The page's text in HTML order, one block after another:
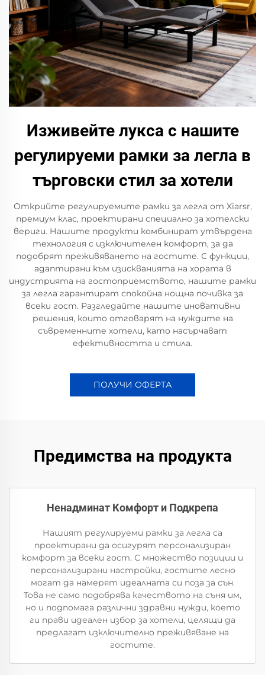
Изживейте лукса с нашите
регулируеми рамки за легла в
търговски стил за хотели
Открийте регулируемите рамки за легла от Xiarsr,
премиум клас, проектирани специално за хотелски
вериги. Нашите продукти комбинират утвърдена
технология с изключителен комфорт, за да
подобрят преживяването на гостите. С функции,
адаптирани към изискванията на хората в
индустрията на гостоприемството, нашите рамки
за легла гарантират спокойна нощна почивка за
всеки гост. Разгледайте нашите иновативни
решения, които отговарят на нуждите на
съвременните хотели, като насърчават
ефективността и стила.
ПОЛУЧИ ОФЕРТА
Предимства на продукта
Ненадминат Комфорт и Подкрепа
Нашият регулируеми рамки за легла са
проектирани да осигурят персонализиран
комфорт за всеки гост. С множество позиции и
персонализирани настройки, гостите лесно
могат да намерят идеалната си поза за сън.
Това не само подобрява качеството на съня им,
но и подпомага различни здравни нужди, което
ги прави идеален избор за хотели, целящи да
предлагат изключително преживяване на
гостите.